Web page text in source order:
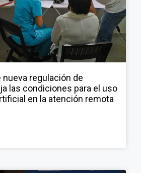
regulación de
las condiciones para el uso
en la atención remota